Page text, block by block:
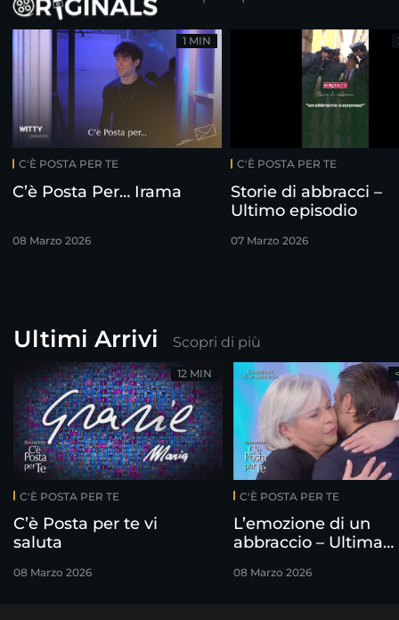
C'È POSTA PER TE
C’è Posta Per… Irama
08 Marzo 2026
1 MIN
C'È POSTA PER TE
Storie di abbracci –
Ultimo episodio
07 Marzo 2026
Ultimi Arrivi Scopri di più
C'È POSTA PER TE
C’è Posta per te vi
saluta
08 Marzo 2026
12 MIN
C'È POSTA PER TE
L’emozione di un
abbraccio – Ultima
08 Marzo 2026